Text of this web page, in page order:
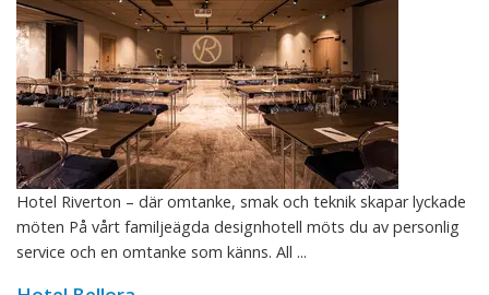
Hotel Riverton – där omtanke, smak och teknik skapar lyckade
möten På vårt familjeägda designhotell möts du av personlig
service och en omtanke som känns. All ...